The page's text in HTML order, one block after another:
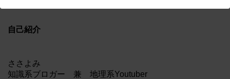
自己紹介
ささよみ
知識系ブロガー 兼 地理系Youtuber